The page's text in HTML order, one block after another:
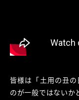
皆様は「土用の丑
のが一般ではないか